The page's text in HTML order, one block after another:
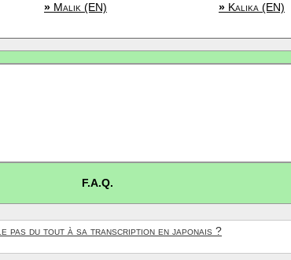
» Malik (EN) » Kalika (EN)
F.A.Q.
pas du tout à sa transcription en japonais ?